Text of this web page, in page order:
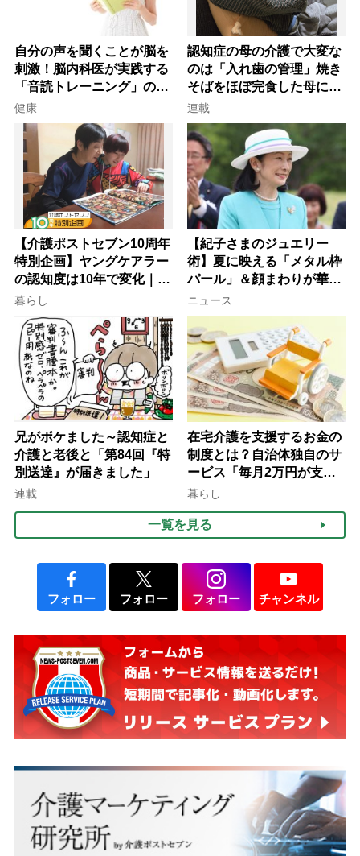
自分の声を聞くことが脳を
刺激！脳内科医が実践する
「音読トレーニング」の極
意
健康
認知症の母の介護で大変な
のは「入れ歯の管理」焼き
そばをほぼ完食した母に息
子が血の気が引いた理由
連載
【介護ポストセブン10周年
特別企画】ヤングケアラー
の認知度は10年で変化｜流
行語大賞にノミネート、法
律にも明記されたが果たし
て現在は？
暮らし
【紀子さまのジュエリー
術】夏に映える「メタル枠
パール」＆顔まわりが華や
ぐ「揺れる一粒」の使い分
け方
ニュース
兄がボケました～認知症と
介護と老後と「第84回『特
別送達』が届きました」
連載
在宅介護を支援するお金の
制度とは？自治体独自のサ
ービス「毎月2万円が支給
される」ケースも【FP解
暮らし
一覧を見る
フォロー フォロー フォロー チャンネル